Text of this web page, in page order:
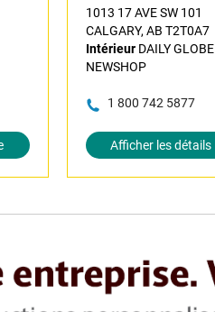
1013 17 AVE SW 101
CALGARY, AB T2T0A7
IntérieurDAILY GLOBE
NEWSHOP
1 800 742 5877
Afficher les détails